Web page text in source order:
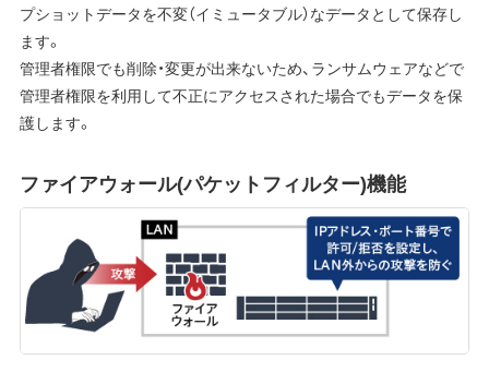
プショットデータを不変（イミュータブル）なデータとして保存し
ます。
管理者権限でも削除・変更が出来ないため、ランサムウェアなどで
管理者権限を利用して不正にアクセスされた場合でもデータを保
護します。
ファイアウォール(パケットフィルター)機能